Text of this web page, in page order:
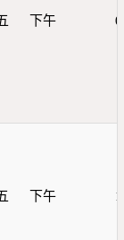
下午 0
下午